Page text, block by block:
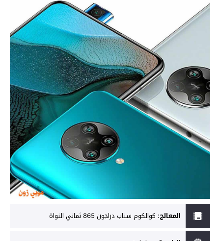
المعالج: كوالكوم سناب دراجون 865 ثماني النواة